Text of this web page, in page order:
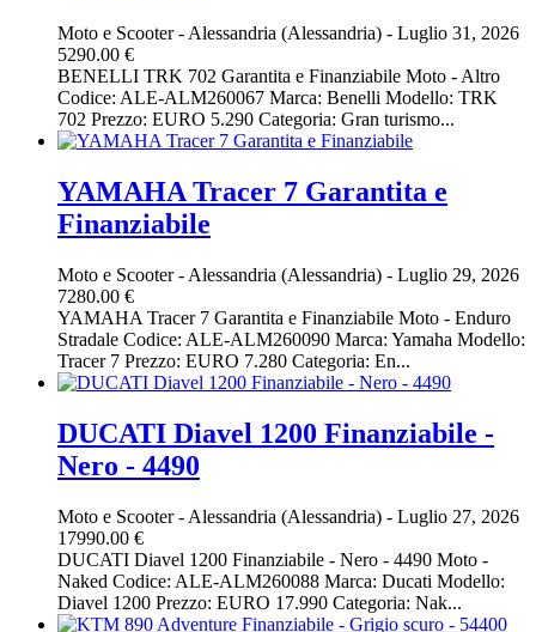
Moto e Scooter- Alessandria (Alessandria) - Luglio 31, 2026
5290.00 €
BENELLI TRK 702 Garantita e Finanziabile Moto - Altro
Codice: ALE-ALM260067 Marca: Benelli Modello: TRK
702 Prezzo: EURO 5.290 Categoria: Gran turismo...
YAMAHA Tracer 7 Garantita e
Finanziabile
Moto e Scooter- Alessandria (Alessandria) - Luglio 29, 2026
7280.00 €
YAMAHA Tracer 7 Garantita e Finanziabile Moto - Enduro
Stradale Codice: ALE-ALM260090 Marca: Yamaha Modello:
Tracer 7 Prezzo: EURO 7.280 Categoria: En...
DUCATI Diavel 1200 Finanziabile -
Nero - 4490
Moto e Scooter- Alessandria (Alessandria) - Luglio 27, 2026
17990.00 €
DUCATI Diavel 1200 Finanziabile - Nero - 4490 Moto -
Naked Codice: ALE-ALM260088 Marca: Ducati Modello:
Diavel 1200 Prezzo: EURO 17.990 Categoria: Nak...